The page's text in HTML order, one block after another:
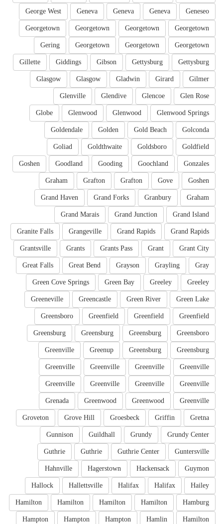
Geneseo
Geneva
Geneva
Geneva
George West
Georgetown
Georgetown
Georgetown
Georgetown
Georgetown
Georgetown
Georgetown
Gering
Gettysburg
Gettysburg
Gibson
Giddings
Gillette
Gilmer
Girard
Gladwin
Glasgow
Glasgow
Glen Rose
Glencoe
Glendive
Glenville
Glenwood Springs
Glenwood
Glenwood
Globe
Golconda
Gold Beach
Golden
Goldendale
Goldfield
Goldsboro
Goldthwaite
Goliad
Gonzales
Goochland
Gooding
Goodland
Goshen
Goshen
Gove
Grafton
Grafton
Graham
Graham
Granbury
Grand Forks
Grand Haven
Grand Island
Grand Junction
Grand Marais
Grand Rapids
Grand Rapids
Grangeville
Granite Falls
Grant City
Grant
Grants Pass
Grants
Grantsville
Gray
Grayling
Grayson
Great Bend
Great Falls
Greeley
Greeley
Green Bay
Green Cove Springs
Green Lake
Green River
Greencastle
Greeneville
Greenfield
Greenfield
Greenfield
Greensboro
Greensboro
Greensburg
Greensburg
Greensburg
Greensburg
Greensburg
Greenup
Greenville
Greenville
Greenville
Greenville
Greenville
Greenville
Greenville
Greenville
Greenville
Greenville
Greenwood
Greenwood
Grenada
Gretna
Griffin
Groesbeck
Grove Hill
Groveton
Grundy Center
Grundy
Guildhall
Gunnison
Guntersville
Guthrie Center
Guthrie
Guthrie
Guymon
Hackensack
Hagerstown
Hahnville
Hailey
Halifax
Halifax
Hallettsville
Hallock
Hamburg
Hamilton
Hamilton
Hamilton
Hamilton
Hamilton
Hamlin
Hampton
Hampton
Hampton